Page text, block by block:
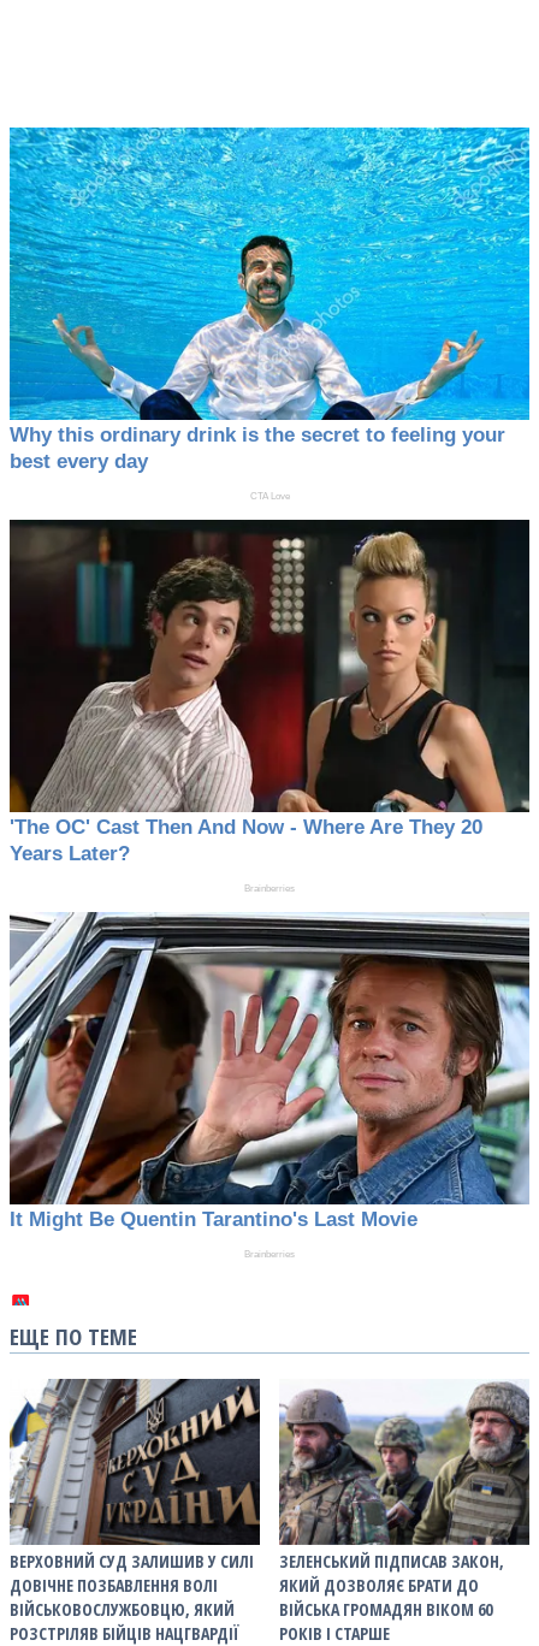
ЕЩЕ ПО ТЕМЕ
ВЕРХОВНИЙ СУД ЗАЛИШИВ У СИЛІ
ДОВІЧНЕ ПОЗБАВЛЕННЯ ВОЛІ
ВІЙСЬКОВОСЛУЖБОВЦЮ, ЯКИЙ
РОЗСТРІЛЯВ БІЙЦІВ НАЦГВАРДІЇ
ЗЕЛЕНСЬКИЙ ПІДПИСАВ ЗАКОН,
ЯКИЙ ДОЗВОЛЯЄ БРАТИ ДО
ВІЙСЬКА ГРОМАДЯН ВІКОМ 60
РОКІВ І СТАРШЕ